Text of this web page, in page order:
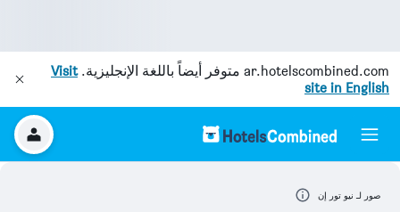
ar.hotelscombined.com متوفر أيضاً باللغة الإنجليزية.Visit
site in English
صور لـ نيو تور إن